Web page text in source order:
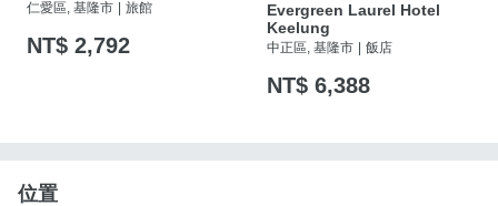
仁愛區, 基隆市 旅館
NT$ 2,792
Evergreen Laurel Hotel
Keelung
中正區, 基隆市 飯店
NT$ 6,388
位置